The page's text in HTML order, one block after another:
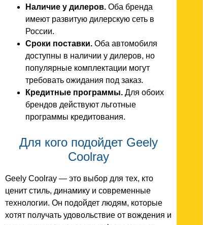
Наличие у дилеров. Оба бренда
имеют развитую дилерскую сеть в
России.
Сроки поставки. Оба автомобиля
доступны в наличии у дилеров, но
популярные комплектации могут
требовать ожидания под заказ.
Кредитные программы. Для обоих
брендов действуют льготные
программы кредитования.
Для кого подойдет Geely
Coolray
Geely Coolray — это выбор для тех, кто
ценит стиль, динамику и современные
технологии. Он подойдет людям, которые
хотят получать удовольствие от вождения и